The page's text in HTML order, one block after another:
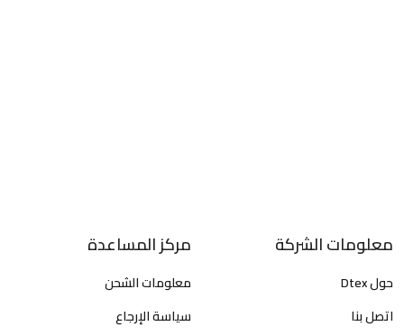
معلومات الشركة
حول Dtex
اتصل بنا
مركز المساعدة
معلومات الشحن
سياسة الإرجاع